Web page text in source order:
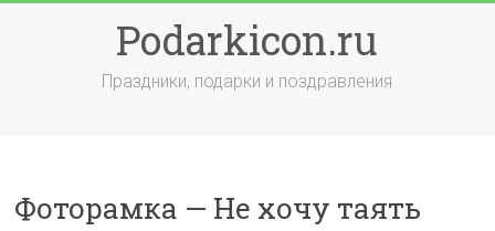
Podarkicon.ru
Праздники, подарки и поздравления
Фоторамка — Не хочу таять